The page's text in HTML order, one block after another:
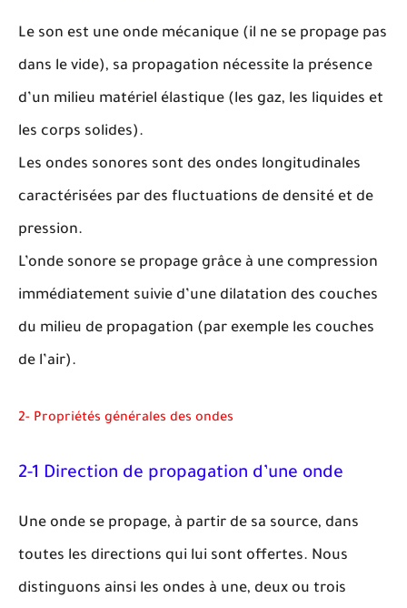
Le son est une onde mécanique (il ne se propage pas
dans le vide), sa propagation nécessite la présence
d’un milieu matériel élastique (les gaz, les liquides et
les corps solides).
Les ondes sonores sont des ondes longitudinales
caractérisées par des fluctuations de densité et de
pression.
L’onde sonore se propage grâce à une compression
immédiatement suivie d’une dilatation des couches
du milieu de propagation (par exemple les couches
de l’air).
2- Propriétés générales des ondes
2-1 Direction de propagation d’une onde
Une onde se propage, à partir de sa source, dans
toutes les directions qui lui sont offertes. Nous
distinguons ainsi les ondes à une, deux ou trois